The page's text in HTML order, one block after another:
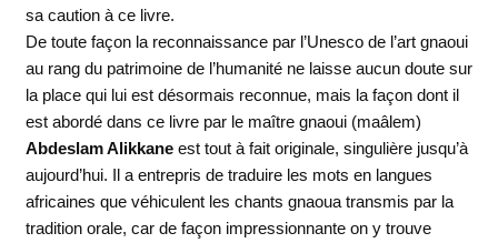
sa caution à ce livre.
De toute façon la reconnaissance par l’Unesco de l’art gnaoui
au rang du patrimoine de l’humanité ne laisse aucun doute sur
la place qui lui est désormais reconnue, mais la façon dont il
est abordé dans ce livre par le maître gnaoui (maâlem)
Abdeslam Alikkaneest tout à fait originale, singulière jusqu’à
aujourd’hui. Il a entrepris de traduire les mots en langues
africaines que véhiculent les chants gnaoua transmis par la
tradition orale, car de façon impressionnante on y trouve